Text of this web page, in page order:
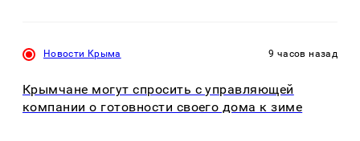
Новости Крыма 9 часов назад
Крымчане могут спросить с управляющей
компании о готовности своего дома к зиме